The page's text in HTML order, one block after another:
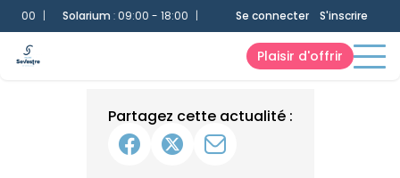
Solarium: 09:00 - 18:00 Bassin 25m:09:00 - 18:00 |
Se connecter S'inscrire
Plaisir d'offrir
Partagez cette actualité :